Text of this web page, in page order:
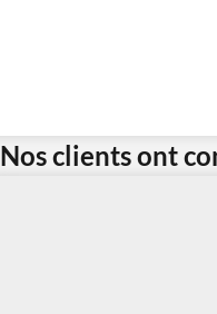
Nos clients ont